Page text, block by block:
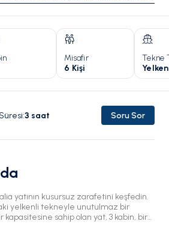
Misafir
6 Kişi
Tekne
:3 saat Soru Sor
yatının kusursuz zarafetini keşfedin.
yelkenli tekneyle unutulmaz bir
kapasitesine sahip olan yat, 3 kabin, bir